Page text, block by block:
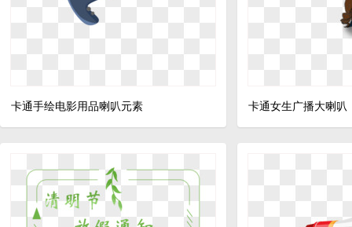
卡通手绘电影用品喇叭元素 卡通女生广播大喇叭